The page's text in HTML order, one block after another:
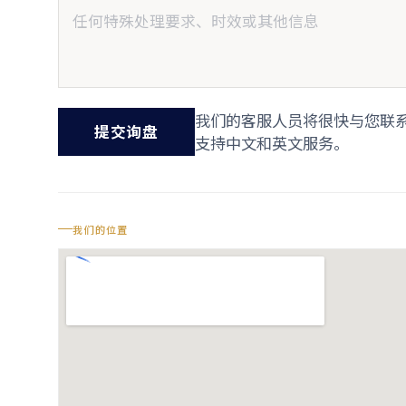
提交询盘
我们的客服人员将很快与您联
支持中文和英文服务。
我们的位置